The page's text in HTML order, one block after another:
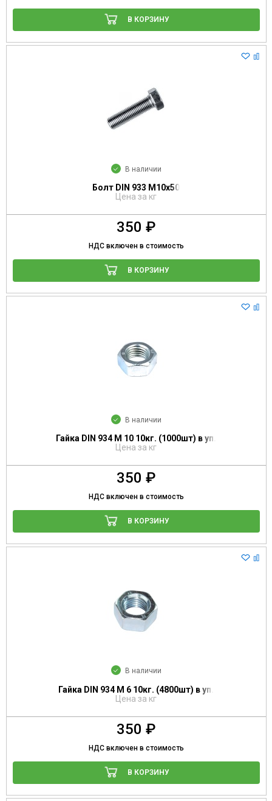
В КОРЗИНУ
В наличии
Болт DIN 933 М10х50
Цена за кг
350 ₽
НДС включен в стоимость
В КОРЗИНУ
В наличии
Гайка DIN 934 М 10 10кг. (1000шт) в уп.
Цена за кг
350 ₽
НДС включен в стоимость
В КОРЗИНУ
В наличии
Гайка DIN 934 М 6 10кг. (4800шт) в уп.
Цена за кг
350 ₽
НДС включен в стоимость
В КОРЗИНУ